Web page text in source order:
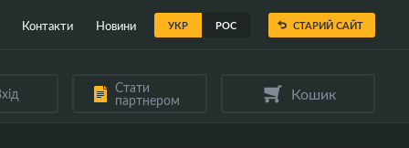
УКР РОС
Контакти Новини СТАРИЙ САЙТ
Стати
партнером Кошик